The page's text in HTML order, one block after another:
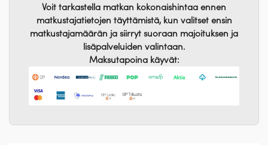
Voit tarkastella matkan kokonaishintaa ennen
matkustajatietojen täyttämistä, kun valitset ensin
matkustajamäärän ja siirryt suoraan majoituksen ja
lisäpalveluiden valintaan.
Maksutapoina käyvät: